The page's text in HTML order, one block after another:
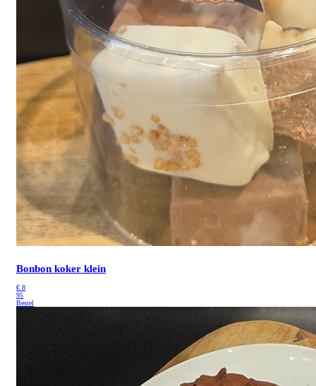
Bonbon koker klein
€ 8
95
Bestel